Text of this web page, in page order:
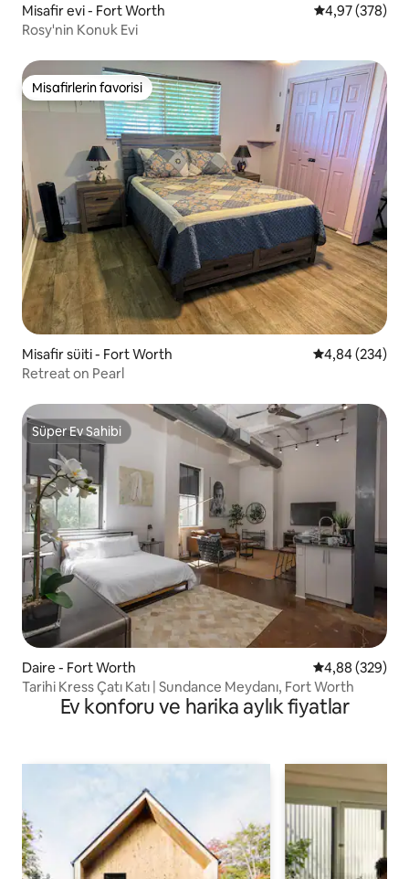
Misafir evi - Fort Worth 5 üzerinden
4,97 (378)
Rosy'nin Konuk Evi
Misafirlerin favorisi
Misafirlerin favorisi
Misafir süiti - Fort Worth 5 üzerinden
4,84 (234)
Retreat on Pearl
Süper Ev Sahibi
Süper Ev Sahibi
Daire - Fort Worth 5 üzerinden
4,88 (329)
Tarihi Kress Çatı Katı | Sundance Meydanı, Fort Worth
Ev konforu ve harika aylık fiyatlar